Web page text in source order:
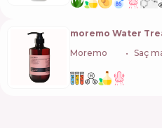
moremo Water
Moremo
Saç